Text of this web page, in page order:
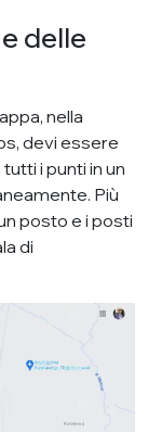
delle
nella
devi essere
i punti in un
Più
posto e i posti
di